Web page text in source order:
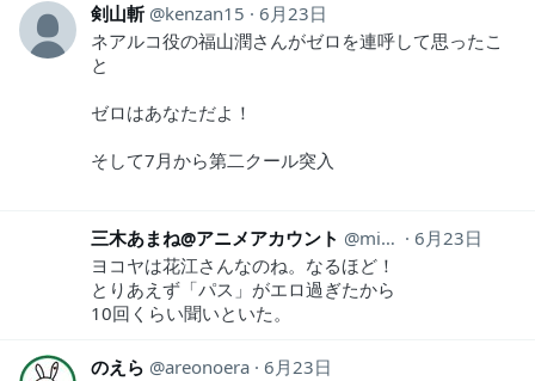
剣山斬 kenzan15
6月23日
ネアルコ役の福山潤さんがゼロを連呼して思ったこ
と
ゼロはあなただよ！
そして7月から第二クール突入
三木あまね@アニメアカウント mikianimeaka
6月23日
ヨコヤは花江さんなのね。なるほど！
とりあえず「パス」がエロ過ぎたから
10回くらい聞いといた。
のえら areonoera 6月23日